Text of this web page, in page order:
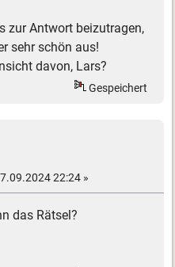
zur Antwort beizutragen,
sehr schön aus!
davon, Lars?
Gespeichert
22:24 »
das Rätsel?